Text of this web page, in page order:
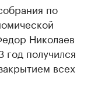
по
Николаев
год получился
всех